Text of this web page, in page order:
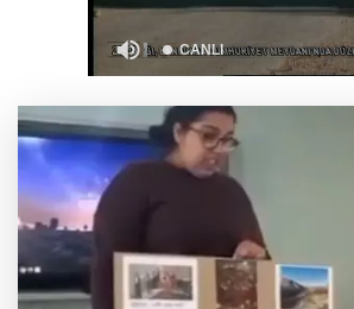
İstanbul Maltepe’de
dünyasında